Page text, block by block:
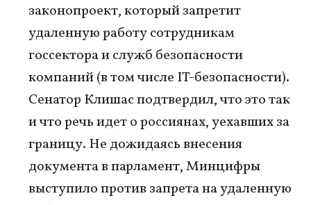
законопроект, который запретит
удаленную работу сотрудникам
госсектора и служб безопасности
компаний (в том числе IT-безопасности).
Сенатор Клишас подтвердил, что это так
и что речь идет о россиянах, уехавших за
границу. Не дожидаясь внесения
документа в парламент, Минцифры
выступило против запрета на удаленную